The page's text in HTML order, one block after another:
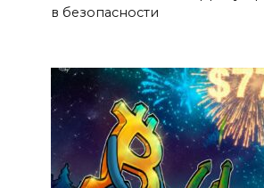
в безопасности